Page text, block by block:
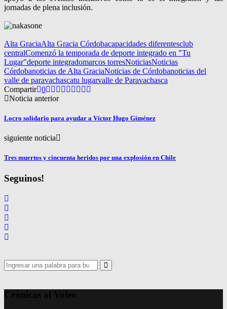
jornadas de plena inclusión.
Alta GraciaAlta Gracia Córdobacapacidades diferentesclub
centralComenzó la temporada de deporte integrado en "Tu
Lugar"deporte integradomarcos torresNoticiasNoticias
Córdobanoticias de Alta GraciaNoticias de Córdobanoticias del
valle de paravachascatu lugarvalle de Paravachasca
Compartir 0
Noticia anterior
Locro solidario para ayudar a Víctor Hugo Giménez
siguiente noticia
Tres muertos y cincuenta heridos por una explosión en Chile
Seguinos!
Search
for:
Search
Crónicas al Voleo